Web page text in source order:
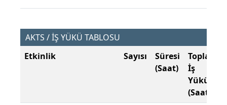
AKTS / İŞ YÜKÜ TABLOSU
Etkinlik
Sayısı
Süresi
(Saat)
Toplam
İş
Yükü
(Saat)